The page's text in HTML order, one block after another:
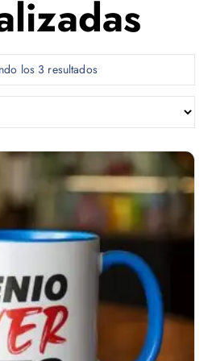
los 3 resultados